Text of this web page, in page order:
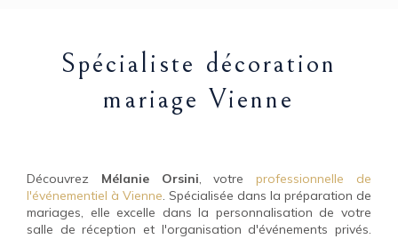
Spécialiste décoration
mariage Vienne
Découvrez Mélanie Orsini, votre
professionnelle de
l'événementiel à Vienne. Spécialisée dans la préparation de
mariages, elle excelle dans la personnalisation de votre
salle de réception et l'organisation d'événements privés.